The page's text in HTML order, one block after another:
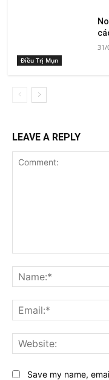
Điều Trị Mụn
31/
LEAVE A REPLY
Save my name,